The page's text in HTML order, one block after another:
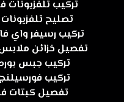
تركيب تلفزيونات في ام
تصليح تلفزيونات في
تركيب رسيفر واي فاي
تفصيل خزائن ملابس في
تركيب جبس بورد في
تركيب فورسيلنج ام
تفصيل كبتات في